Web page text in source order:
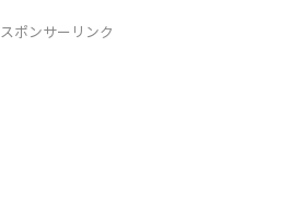
スポンサーリンク